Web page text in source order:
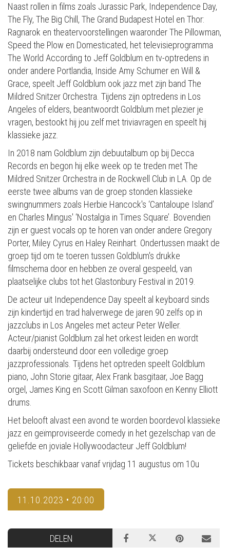
Naast rollen in films zoals Jurassic Park, Independence Day,
The Fly, The Big Chill, The Grand Budapest Hotel en Thor:
Ragnarok en theatervoorstellingen waaronder The Pillowman,
Speed the Plow en Domesticated, het televisieprogramma
The World According to Jeff Goldblum en tv-optredens in
onder andere Portlandia, Inside Amy Schumer en Will &
Grace, speelt Jeff Goldblum ook jazz met zijn band The
Mildred Snitzer Orchestra. Tijdens zijn optredens in Los
Angeles of elders, beantwoordt Goldblum met plezier je
vragen, bestookt hij jou zelf met triviavragen en speelt hij
klassieke jazz.
In 2018 nam Goldblum zijn debuutalbum op bij Decca
Records en begon hij elke week op te treden met The
Mildred Snitzer Orchestra in de Rockwell Club in LA. Op de
eerste twee albums van de groep stonden klassieke
swingnummers zoals Herbie Hancock's ‘Cantaloupe Island’
en Charles Mingus' ‘Nostalgia in Times Square’. Bovendien
zijn er guest vocals op te horen van onder andere Gregory
Porter, Miley Cyrus en Haley Reinhart. Ondertussen maakt de
groep tijd om te toeren tussen Goldblum's drukke
filmschema door en hebben ze overal gespeeld, van
plaatselijke clubs tot het Glastonbury Festival in 2019.
De acteur uit Independence Day speelt al keyboard sinds
zijn kindertijd en trad halverwege de jaren 90 zelfs op in
jazzclubs in Los Angeles met acteur Peter Weller.
Acteur/pianist Goldblum zal het orkest leiden en wordt
daarbij ondersteund door een volledige groep
jazzprofessionals. Tijdens het optreden speelt Goldblum
piano, John Storie gitaar, Alex Frank basgitaar, Joe Bagg
orgel, James King en Scott Gilman saxofoon en Kenny Elliott
drums.
Het belooft alvast een avond te worden boordevol klassieke
jazz en geïmproviseerde comedy in het gezelschap van de
geliefde en joviale Hollywoodacteur Jeff Goldblum!
Tickets beschikbaar vanaf vrijdag 11 augustus om 10u
11.10.2023 • 20:00
DELEN